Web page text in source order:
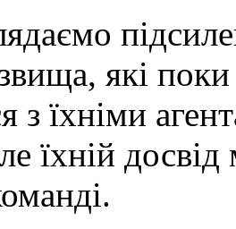
які
з їхніми
їхній